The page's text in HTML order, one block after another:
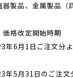
器製品、金属製品（
価格改定開始時期
年6月1日ご注文分
年5月31日のご注文